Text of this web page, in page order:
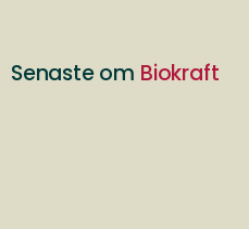
Senaste om Biokraft